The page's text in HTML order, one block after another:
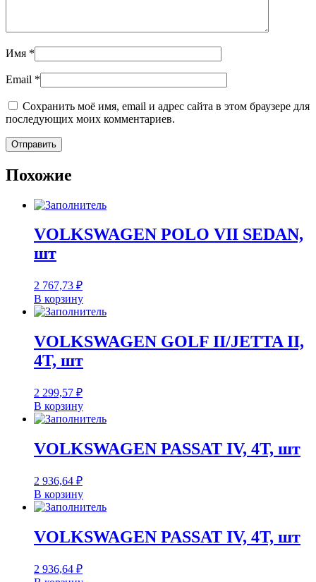
Имя *
Email *
Сохранить моё имя, email и адрес сайта в этом браузере для
последующих моих комментариев.
Похожие
VOLKSWAGEN POLO VII SEDAN,
шт
2 767,73 ₽
В корзину
VOLKSWAGEN GOLF II/JETTA II,
4T, шт
2 299,57 ₽
В корзину
VOLKSWAGEN PASSAT IV, 4T, шт
2 936,64 ₽
В корзину
VOLKSWAGEN PASSAT IV, 4T, шт
2 936,64 ₽